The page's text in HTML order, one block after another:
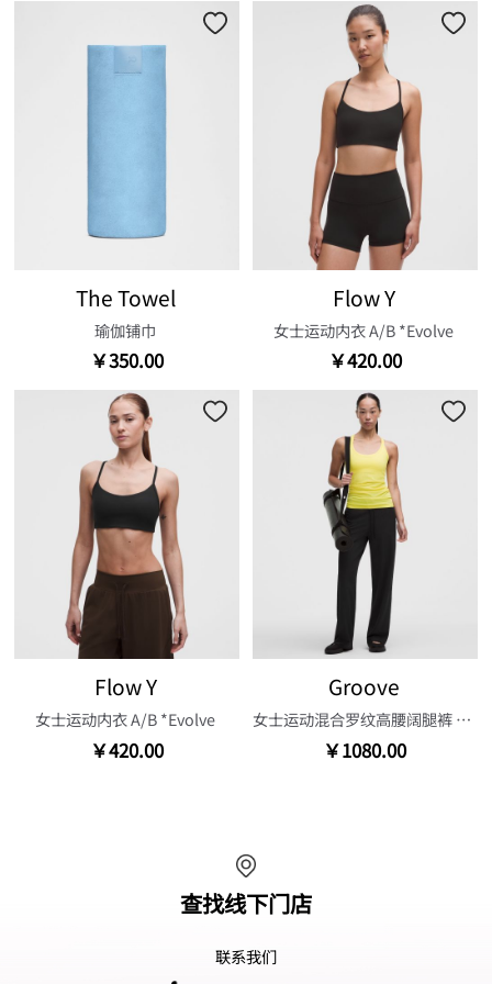
The Towel
瑜伽铺巾
￥350.00
Flow Y
女士运动内衣 A/B *Evolve
￥420.00
Flow Y
女士运动内衣 A/B *Evolve
￥420.00
Groove
女士运动混合罗纹高腰阔腿裤 30.5"
￥1080.00
查找线下门店
联系我们